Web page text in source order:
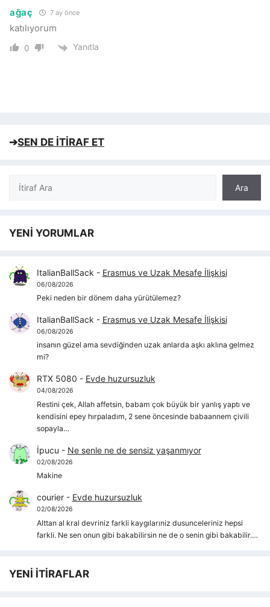
ağaç 7 ay önce
katılıyorum
0 Yanıtla
➔SEN DE İTİRAF ET
Ara
Ara
YENİ YORUMLAR
ItalianBallSack - Erasmus ve Uzak Mesafe İlişkisi
06/08/2026
Peki neden bir dönem daha yürütülemez?
ItalianBallSack - Erasmus ve Uzak Mesafe İlişkisi
06/08/2026
insanın güzel ama sevdiğinden uzak anlarda aşkı aklına gelmez
mi?
RTX 5080 - Evde huzursuzluk
04/08/2026
Restini çek, Allah affetsin, babam çok büyük bir yanlış yaptı ve
kendisini epey hırpaladım, 2 sene öncesinde babaannem çivili
sopayla…
İpucu - Ne senle ne de sensiz yaşanmıyor
02/08/2026
Makine
courier- Evde huzursuzluk
02/08/2026
Alttan al kral devriniz farkli kaygılarıniz dusunceleriniz hepsi
farkli. Ne sen onun gibi bakabilirsin ne de o senin gibi bakabilir.…
YENİ İTİRAFLAR